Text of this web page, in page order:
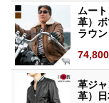
ムー
革）
ラウ
革ジ
革）